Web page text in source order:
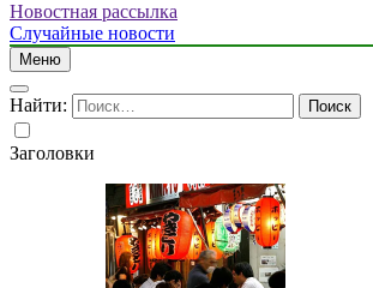
Новостная рассылка
Случайные новости
Меню
Найти:
Заголовки